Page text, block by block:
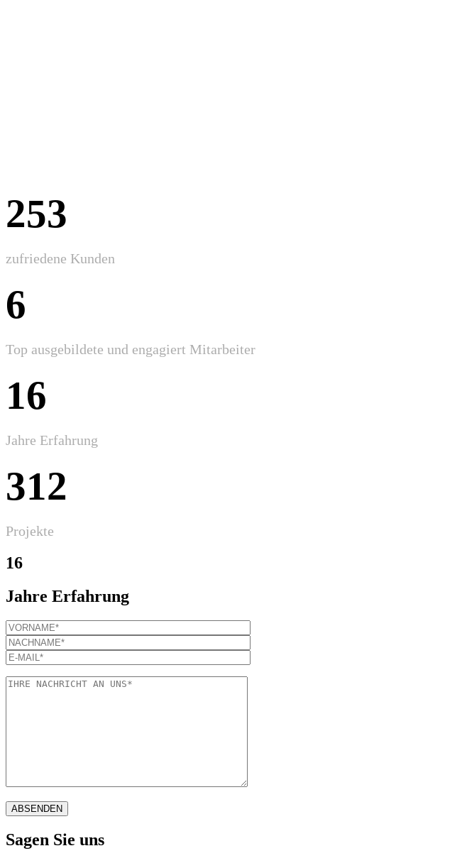
253
zufriedene Kunden
6
Top ausgebildete und engagiert Mitarbeiter
16
Jahre Erfahrung
312
Projekte
16
Jahre Erfahrung
Sagen Sie uns